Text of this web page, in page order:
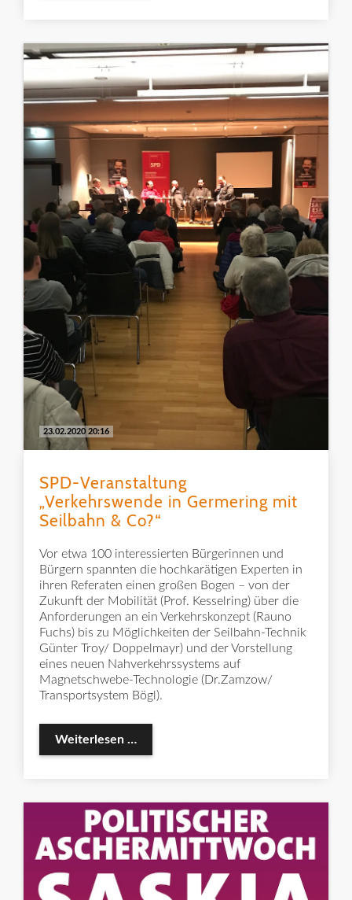
23.02.2020 20:16
SPD-Veranstaltung
„Verkehrswende in Germering mit
Seilbahn & Co?“
Vor etwa 100 interessierten Bürgerinnen und
Bürgern spannten die hochkarätigen Experten in
ihren Referaten einen großen Bogen – von der
Zukunft der Mobilität (Prof. Kesselring) über die
Anforderungen an ein Verkehrskonzept (Rauno
Fuchs) bis zu Möglichkeiten der Seilbahn-Technik
Günter Troy/ Doppelmayr) und der Vorstellung
eines neuen Nahverkehrssystems auf
Magnetschwebe-Technologie (Dr.Zamzow/
Transportsystem Bögl).
Weiterlesen …SPD-Veranstaltung „Verkehrswende